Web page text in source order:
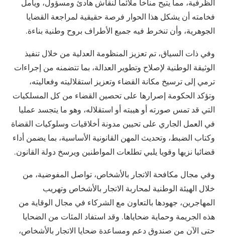
الظرفية، مما يتيح مناخا ملائما لنقاش هادئ ومسؤول، ويأمل
فخامته أن يشكل هذا الحوار فرصة حقيقية لمراجعة القضايا
الجوهرية، وأن تنخرط فيه جميع الأطراف بروح وطنية بناءة.
وفي ذات السياق، تم تعزيز المنظومة العدلية من خلال تنفيذ
الوثيقة الوطنية لإصلاح وتطوير العدالة، بما تتضمنه من إجراءات
ترمي إلى ترسيخ مكانة القضاء وتعزيز استقلاليته وفعاليته،
وتؤكد الحكومة إصرارها على تحصين القضاء من كل المسلكيات
التي قد تمس صورته أو هيبته أو استقلاله، وهو ما يتجسد عمليا
في العمل الجاري على تحيين مدونة أخلاقيات وسلوكيات القضاة
وكتاب الضبط، وتحديث المهن القانونية الأساسية، بما يضمن أداء
قضائيا نزيها وقويا يلبي تطلعات المواطنين ويرسخ دولة القانون.
وفي مجال مكافحة الاتجار بالأشخاص، تواصل المفوضية، من
خلال الهيئة الوطنية لمحاربة الاتجار بالأشخاص وتهريب
المهاجرين، جهودها بالتعاون مع الشركاء في مجال الوقاية من
هذه الجريمة وحماية ضحاياها. وقد استفاد المئات من الضحايا
حتى الآن من صندوق دعم ومساعدة ضحايا الاتجار بالأشخاص،